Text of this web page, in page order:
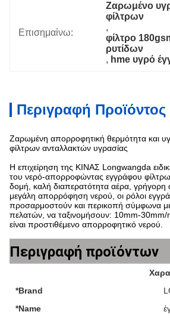
Επισημαίνω:
Ζαρωμένο
φίλτρων
,
φίλτρο
ρυτίδων
, hme υγρό
Περιγραφή Προϊόντος
Ζαρωμένη απορροφητική θερμότητα και
φίλτρων ανταλλακτών υγρασίας
Η επιχείρηση της ΚΙΝΑΣ Longwangda
του νερό-απορροφώντας εγγράφου
δομή, καλή διαπερατότητα αέρα,
μεγάλη απορρόφηση νερού, οι ρόλοι
προσαρμοστούν και περικοπή σύμφωνα με
πελατών, να ταξινομήσουν: 10mm-30mm/
είναι προστιθέμενο απορροφητικό νερού.
Περιγραφή προϊόντων
*Brand
*Name